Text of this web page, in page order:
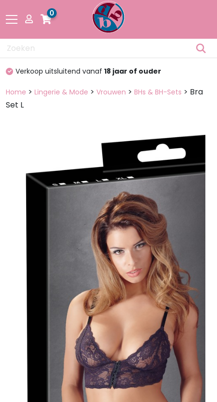
Drogisterij
Pakketten
Plezier &
0
Verkoop uitsluitend vanaf18 jaar of ouder
Home > Lingerie & Mode > Vrouwen > BHs & BH-Sets > Bra
Set L